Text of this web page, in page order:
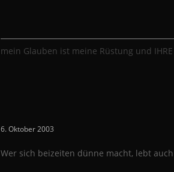
mein Glauben ist meine Rüstung und
6. Oktober 2003
Wer sich beizeiten dünne macht, lebt